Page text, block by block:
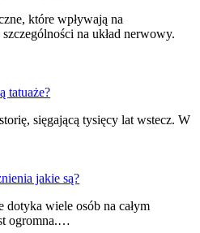
które wpływają na
na układ nerwowy.
tatuaże?
sięgającą tysięcy lat wstecz. W
jakie są?
wiele osób na całym
ogromna.…